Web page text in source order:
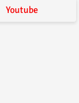
Youtube